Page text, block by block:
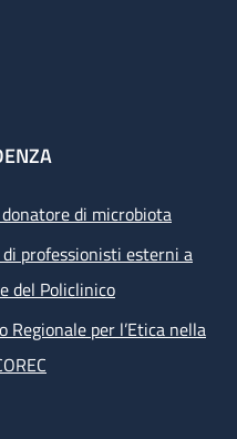
di microbiota
di professionisti esterni a
del Policlinico
Regionale per l’Etica nella